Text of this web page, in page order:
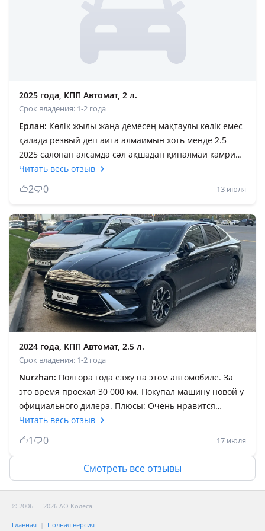
2025 года, КПП Автомат, 2 л.
Срок владения: 1-2 года
Ерлан: Көлік жылы жаңа демесең мақтаулы көлік емес
қалада резвый деп аита алмаимын хоть менде 2.5
2025 салонан алсамда сәл ақшадан қиналмаи камри
75 мінілгенін ала салуым керек еді бірақ 1 жылда 340
мың жүріп тастадым таза таксовканың машинасы
мынау соната өзіңе ары бері мінуге не советую но түрі
әдемі эодовка жестки оны машина аидаған адам
бірден сезеді плустары да жоқ емес акумуляторда быр
плусы бар егер дәңгәл салонан машина мінем десең
китаиски сборка болсада камри 80 ала беріңдер мен
мысалы кәз өкінем соны алмағаныма мынаны 17 млн
ға алып қәзір 12 ге де сата алмаимын так что жиги
машина алар кезде асықпаңдар
Читать весь отзыв
2 0 13 июля
2024 года, КПП Автомат, 2.5 л.
Срок владения: 1-2 года
Nurzhan: Полтора года езжу на этом автомобиле. За
это время проехал 30 000 км. Покупал машину новой у
официального дилера. Плюсы: Очень нравится
дизайн — современный и привлекательный.
Автомобиль отлично подходит для дальних поездок:
на трассе не устаёшь даже после долгой дороги.
Минусы: При трогании с места автоматическая
коробка передач не сразу переключается с первой на
вторую передачу, из-за чего двигатель
раскручивается до высоких оборотов. Кроме того,
Читать весь отзыв
1 0 17 июля
Смотреть все отзывы
© 2006 — 2026 АО Колеса
Главная Полная версия